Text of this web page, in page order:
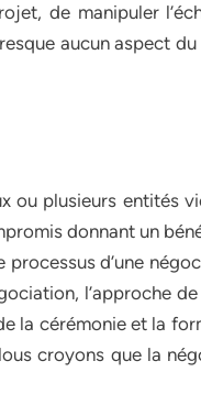
de manipuler
aucun aspect
ou plusieurs entités
donnant un
d’une
l’approche
la cérémonie et la
croyons que la